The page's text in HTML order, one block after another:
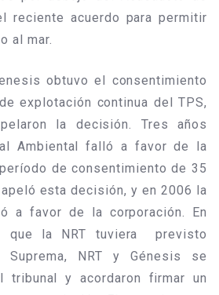
reciente acuerdo para permitir
al mar.
obtuvo el consentimiento
explotación continua del TPS,
la decisión. Tres años
Ambiental falló a favor de la
de consentimiento de 35
esta decisión, y en 2006 la
a favor de la corporación. En
que la NRT tuviera previsto
NRT y Génesis se
tribunal y acordaron firmar un